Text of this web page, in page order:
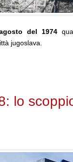
del 1974
jugoslava.
lo